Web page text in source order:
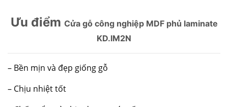
Ưu điểm Cửa gỗ công nghiệp MDF phủ laminate
KD.lM2N
– Bền mịn và đẹp giống gỗ
– Chịu nhiệt tốt